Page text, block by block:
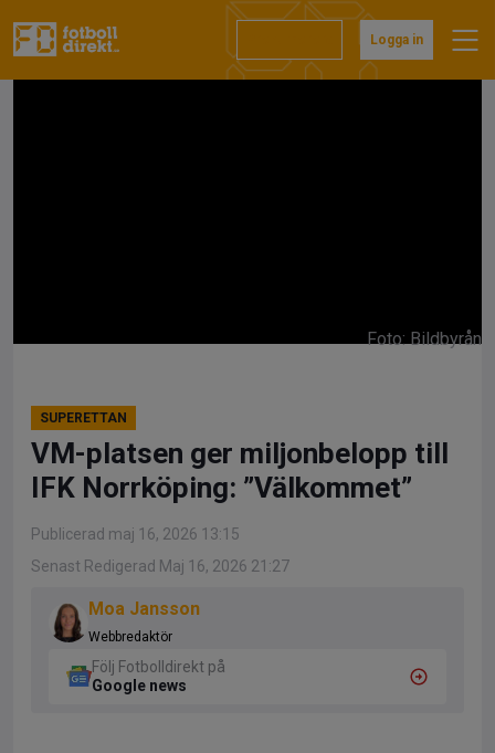
till
Logga in
Foto: Bildbyrån
SUPERETTAN
VM-platsen ger miljonbelopp till
IFK Norrköping: ”Välkommet”
Publicerad maj 16, 2026 13:15
Senast Redigerad Maj 16, 2026 21:27
Moa Jansson
Webbredaktör
Följ Fotbolldirekt på
Google news